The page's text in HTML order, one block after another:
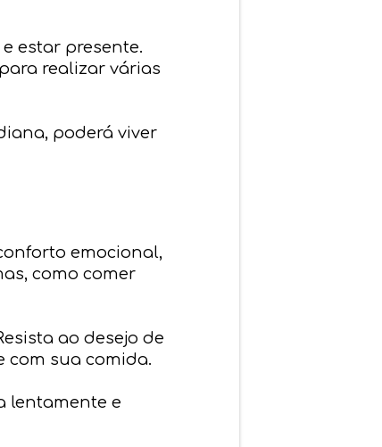
estar presente.
realizar várias
poderá viver
emocional,
como comer
ao desejo de
com sua comida.
lentamente e